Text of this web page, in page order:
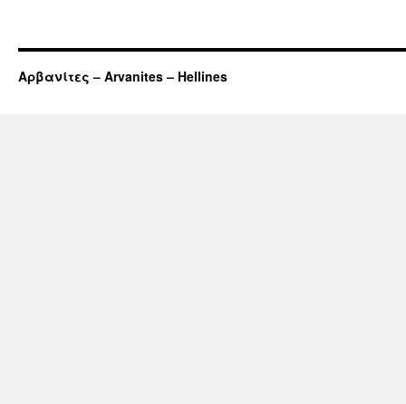
Αρβανίτες – Arvanites – Hellines